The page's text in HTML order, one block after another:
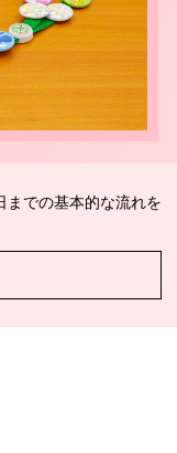
までの基本的な流れを